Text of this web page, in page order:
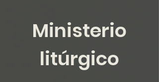
Ministerio
litúrgico